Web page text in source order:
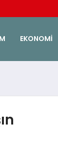
EKONOMI